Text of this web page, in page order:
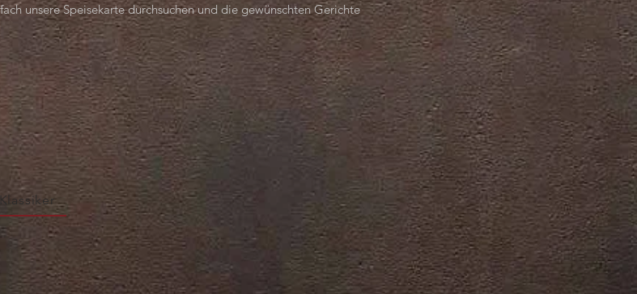
unsere Speisekarte durchsuchen und die gewünschten Gerichte